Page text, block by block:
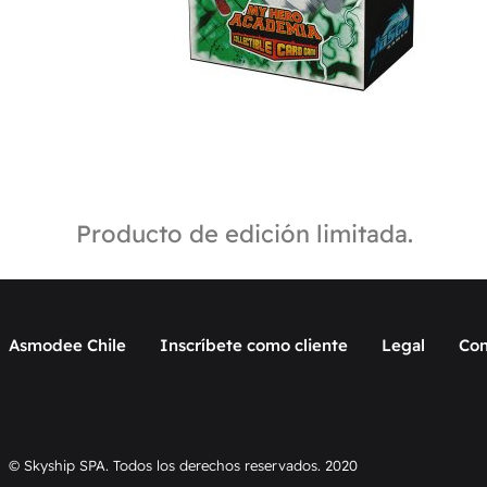
Producto de edición limitada.
Asmodee Chile Inscríbete como cliente Legal
© Skyship SPA. Todos los derechos reservados. 2020